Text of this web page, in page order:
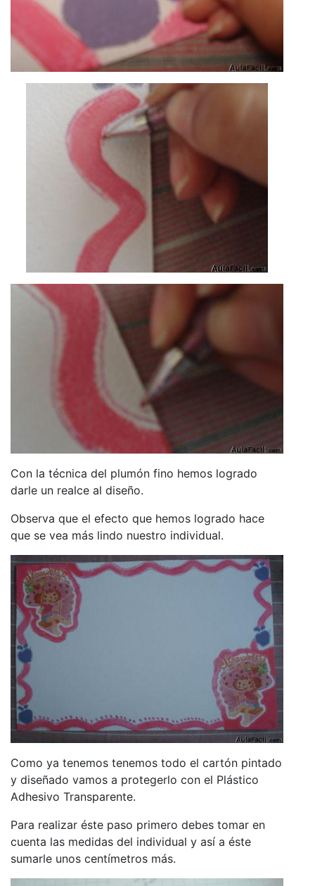
Con la técnica del plumón fino hemos logrado
darle un realce al diseño.
Observa que el efecto que hemos logrado hace
que se vea más lindo nuestro individual.
Como ya tenemos tenemos todo el cartón pintado
y diseñado vamos a protegerlo con el Plástico
Adhesivo Transparente.
Para realizar éste paso primero debes tomar en
cuenta las medidas del individual y así a éste
sumarle unos centímetros más.